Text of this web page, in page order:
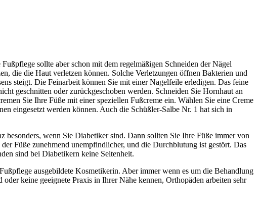
sollte aber schon mit dem regelmäßigen Schneiden der Nägel
die die Haut verletzen können. Solche Verletzungen öffnen Bakterien und
steigt. Die Feinarbeit können Sie mit einer Nagelfeile erledigen. Das feine
geschnitten oder zurückgeschoben werden. Schneiden Sie Hornhaut an
Sie Ihre Füße mit einer speziellen Fußcreme ein. Wählen Sie eine Creme
eingesetzt werden können. Auch die Schüßler-Salbe Nr. 1 hat sich in
besonders, wenn Sie Diabetiker sind. Dann sollten Sie Ihre Füße immer von
Füße zunehmend unempfindlicher, und die Durchblutung ist gestört. Das
sind bei Diabetikern keine Seltenheit.
ausgebildete Kosmetikerin. Aber immer wenn es um die Behandlung
keine geeignete Praxis in Ihrer Nähe kennen, Orthopäden arbeiten sehr